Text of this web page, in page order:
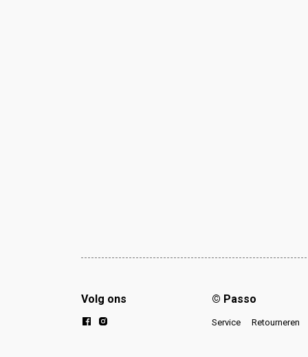
Volg ons © Passo
Service Retourneren